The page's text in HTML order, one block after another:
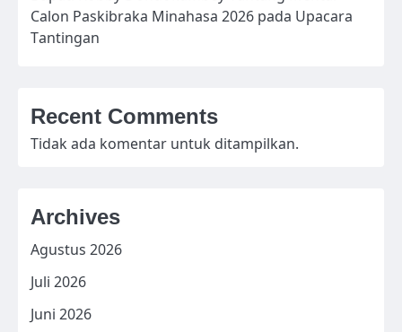
Calon Paskibraka Minahasa 2026 pada Upacara
Tantingan
Recent Comments
Tidak ada komentar untuk ditampilkan.
Archives
Agustus 2026
Juli 2026
Juni 2026